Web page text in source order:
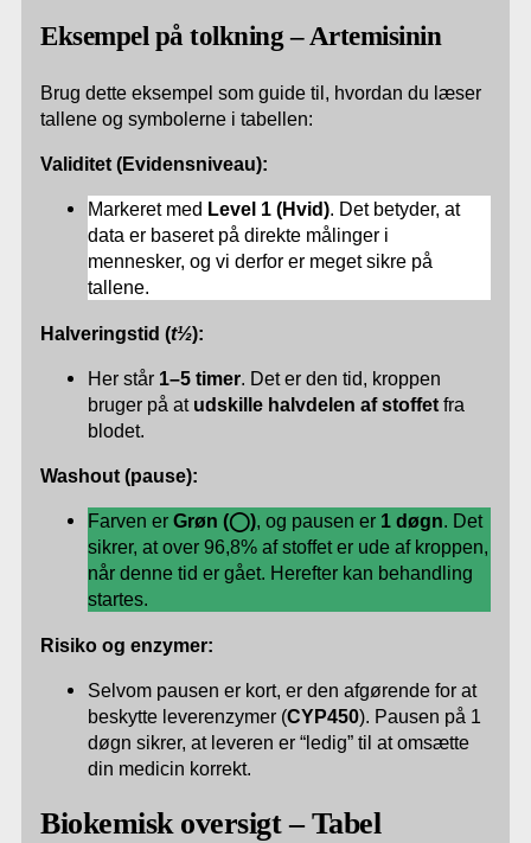
Eksempel på tolkning – Artemisinin
Brug dette eksempel som guide til, hvordan du læser
tallene og symbolerne i tabellen:
Validitet (Evidensniveau):
Markeret med Level 1 (Hvid). Det betyder, at
data er baseret på direkte målinger i
mennesker, og vi derfor er meget sikre på
tallene.
Halveringstid (t½):
Her står 1–5 timer. Det er den tid, kroppen
bruger på at udskille halvdelen af stoffet fra
blodet.
Washout (pause):
Farven erGrøn (◯), og pausen er 1 døgn. Det
sikrer, at over 96,8% af stoffet er ude af kroppen,
når denne tid er gået. Herefter kan behandling
startes.
Risiko og enzymer:
Selvom pausen er kort, er den afgørende for at
beskytte leverenzymer (CYP450). Pausen på 1
døgn sikrer, at leveren er “ledig” til at omsætte
din medicin korrekt.
Biokemisk oversigt – Tabel